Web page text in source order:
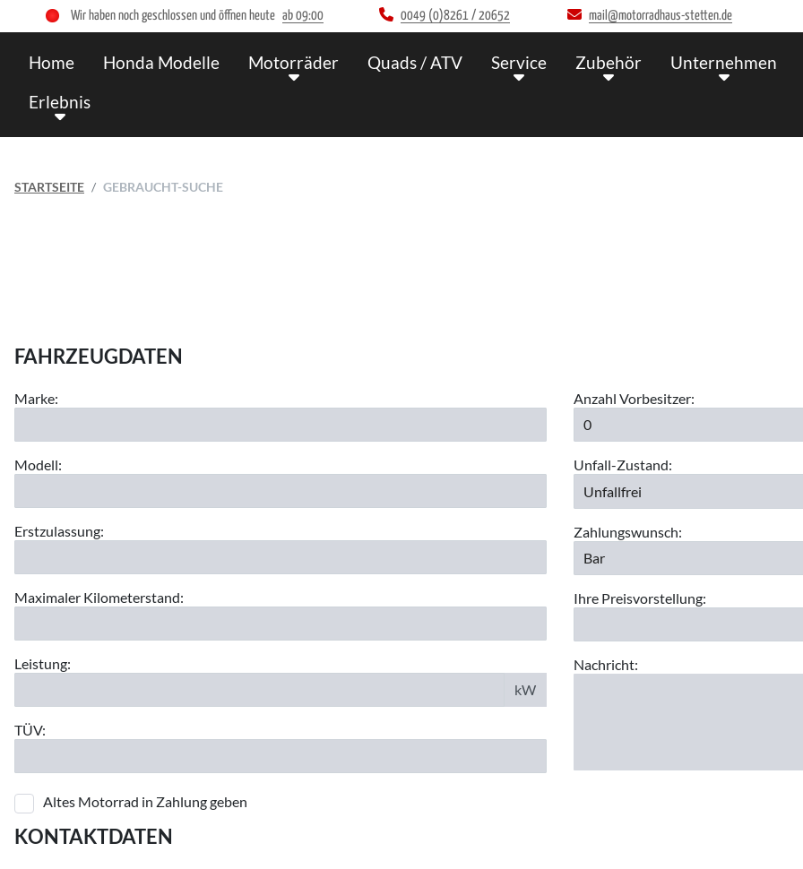
Wir haben noch geschlossen und öffnen heute ab 09:00 0049 (0)8261 / 20652 mail@motorradhaus-stetten.de
Home Honda Modelle Motorräder Quads / ATV Service Zubehör
Unternehmen
Erlebnis
STARTSEITE GEBRAUCHT-SUCHE
FAHRZEUGDATEN
Marke:
Modell:
Erstzulassung:
Maximaler Kilometerstand:
Leistung:
kW
TÜV:
Altes Motorrad in Zahlung geben
Anzahl Vorbesitzer:
Unfall-Zustand:
Zahlungswunsch:
Ihre Preisvorstellung:
Nachricht:
KONTAKTDATEN